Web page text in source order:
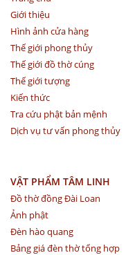
Giới thiệu
Hình ảnh cửa hàng
Thế giới phong thủy
Thế giới đồ thờ cúng
Thế giới tượng
Kiến thức
Tra cứu phật bản mệnh
Dịch vụ tư vấn phong thủy
VẬT PHẨM TÂM LINH
Đồ thờ đồng Đài Loan
Ảnh phật
Đèn hào quang
Bảng giá đèn thờ tổng hợp